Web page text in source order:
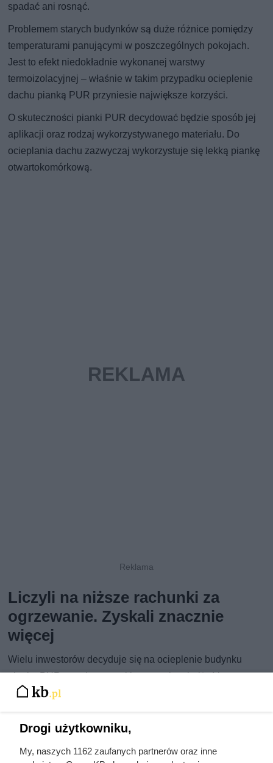
spadać ani rosnąć.
Problemem starych budynków są duże różnice pomiędzy
temperaturami panującymi w poszczególnych pokojach.
Jest to efekt niedokładnie wykonanej warstwy
termoizolacyjnej – właśnie w takim przypadku ocieplenie
dachu pianką PUR przyniesie największe korzyści.
O skuteczności pianki PUR decydować będzie sposób jej
aplikacji oraz rodzaj wykorzystywanego materiału. Do
ocieplania dachu zazwyczaj wykorzystuje się lekką piankę
otwartokomórkową.
Liczyli na niższe rachunki za
ogrzewanie. Zyskali znacznie
więcej
Wielu inwestorów decyduje się na ocieplenie budynku
pianką PUR przede wszystkim po to, by obniżyć koszty
ogrzewania domu. Część mieszkańców z zaskoczeniem
warunki termiczne panujące wewnątrz domu ulegają
Drogi użytkowniku,
My, naszych 1162 zaufanych partnerów oraz inne